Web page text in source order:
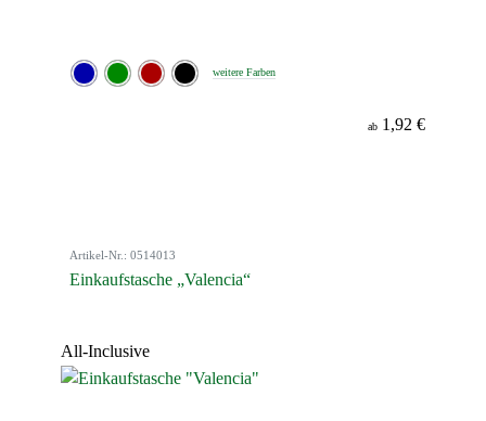
weitere Farben
ab 1,92 €
Artikel-Nr.: 0514013
Einkaufstasche „Valencia“
All-Inclusive